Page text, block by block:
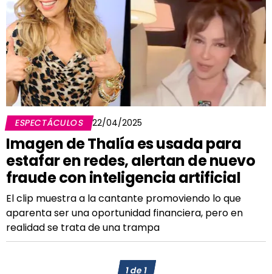
ESPECTÁCULOS 22/04/2025
Imagen de Thalía es usada para
estafar en redes, alertan de nuevo
fraude con inteligencia artificial
El clip muestra a la cantante promoviendo lo que
aparenta ser una oportunidad financiera, pero en
realidad se trata de una trampa
1de1